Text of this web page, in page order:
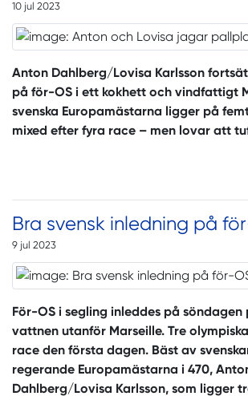
10 jul 2023
Anton Dahlberg/Lovisa Karlsson
på för-OS i ett kokhett och vindfattigt
svenska Europamästarna ligger på
mixed efter fyra race – men lovar att
Bra svensk inledning på
9 jul 2023
För-OS i segling inleddes på söndagen
vattnen utanför Marseille. Tre
race den första dagen. Bäst av
regerande Europamästarna i 470,
Dahlberg/Lovisa Karlsson, som ligger